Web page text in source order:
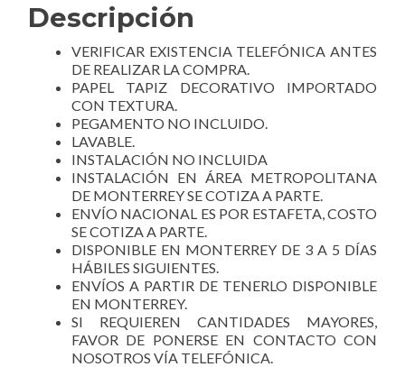
Descripción
VERIFICAR EXISTENCIA TELEFÓNICA ANTES
DE REALIZAR LA COMPRA.
PAPEL TAPIZ DECORATIVO IMPORTADO
CON TEXTURA.
PEGAMENTO NO INCLUIDO.
LAVABLE.
INSTALACIÓN NO INCLUIDA
INSTALACIÓN EN ÁREA METROPOLITANA
DE MONTERREY SE COTIZA A PARTE.
ENVÍO NACIONAL ES POR ESTAFETA, COSTO
SE COTIZA A PARTE.
DISPONIBLE EN MONTERREY DE 3 A 5 DÍAS
HÁBILES SIGUIENTES.
ENVÍOS A PARTIR DE TENERLO DISPONIBLE
EN MONTERREY.
SI REQUIEREN CANTIDADES MAYORES,
FAVOR DE PONERSE EN CONTACTO CON
NOSOTROS VÍA TELEFÓNICA.